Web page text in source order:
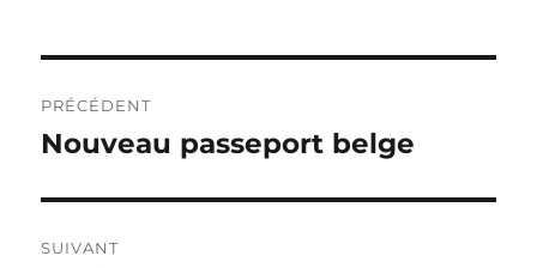
de
PRÉCÉDENT
Publication
Nouveau passeport belge
SUIVANT